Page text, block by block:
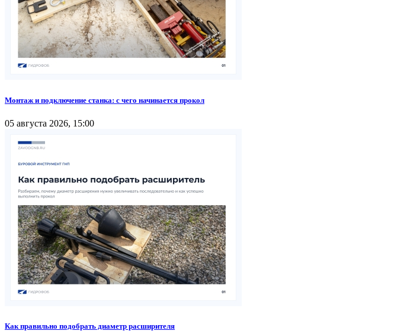
Монтаж и подключение станка: с чего начинается прокол
05 августа 2026, 15:00
Как правильно подобрать диаметр расширителя